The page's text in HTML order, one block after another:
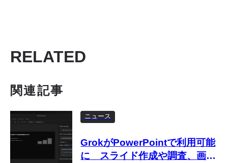
RELATED
関連記事
ニュース
GrokがPowerPointで利用可能
に スライド作成や調査、画像